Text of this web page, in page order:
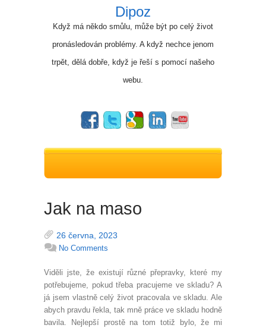
Dipoz
Když má někdo smůlu, může být po celý život
pronásledován problémy. A když nechce jenom
trpět, dělá dobře, když je řeší s pomocí našeho
webu.
Jak na maso
26 června, 2023
No Comments
Viděli jste, že existují různé přepravky, které my
potřebujeme, pokud třeba pracujeme ve skladu? A
já jsem vlastně celý život pracovala ve skladu. Ale
abych pravdu řekla, tak mně práce ve skladu hodně
bavila. Nejlepší prostě na tom totiž bylo, že mi